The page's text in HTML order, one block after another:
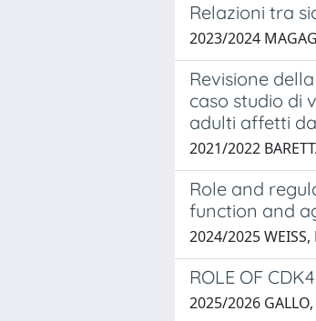
Relazioni tra
2023/2024
Revisione
caso studio di
adulti affetti
2021/2022
Role and
function and
2024/2025 WEISS,
ROLE OF
2025/2026